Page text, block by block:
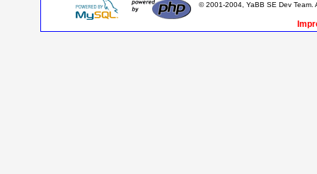
© 2001-2004, YaBB SE Dev Team.